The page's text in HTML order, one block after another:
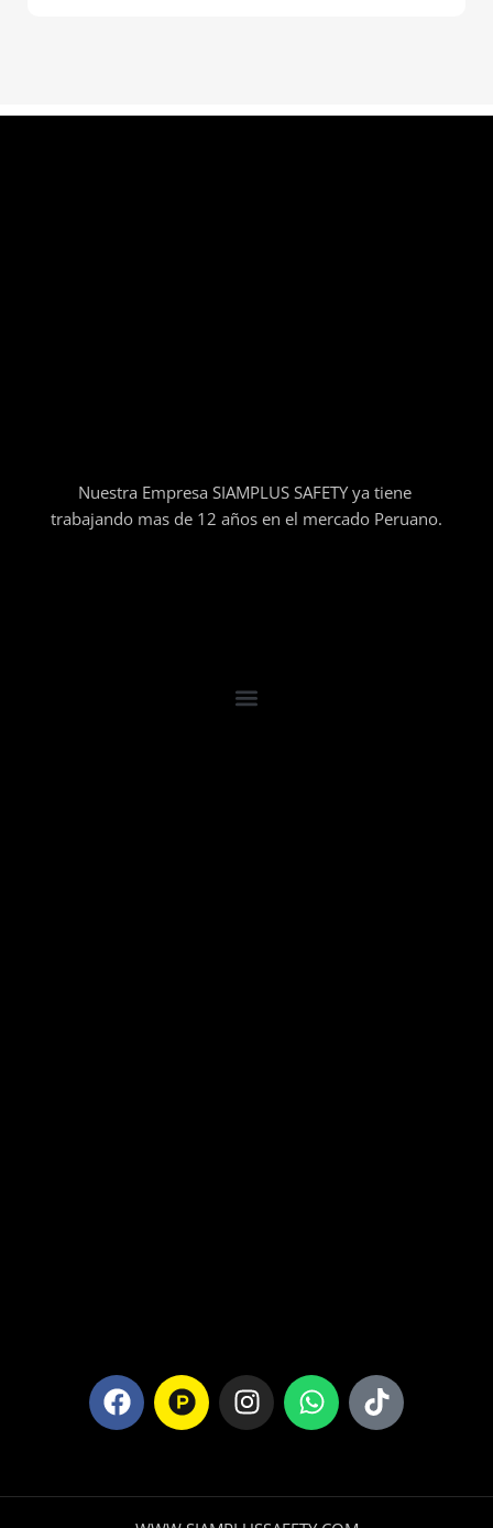
Nuestra Empresa SIAMPLUS SAFETY ya tiene
trabajando mas de 12 años en el mercado Peruano.